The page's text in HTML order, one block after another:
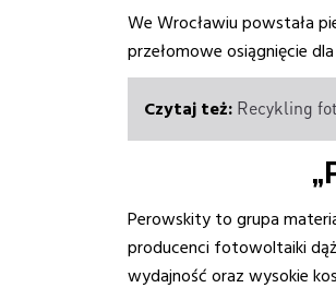
We Wrocławiu powstała
przełomowe osiągnięcie
Recykling
Perowskity to grupa
producenci fotowoltaiki
wydajność oraz wysokie